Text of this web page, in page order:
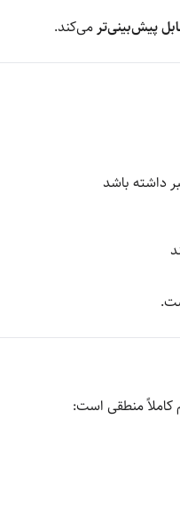
پیش‌بینی‌ترمی‌کند.
کاملاً منطقی است: